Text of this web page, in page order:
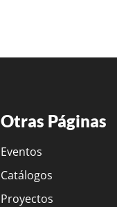
Otras Páginas
Eventos
Catálogos
Proyectos